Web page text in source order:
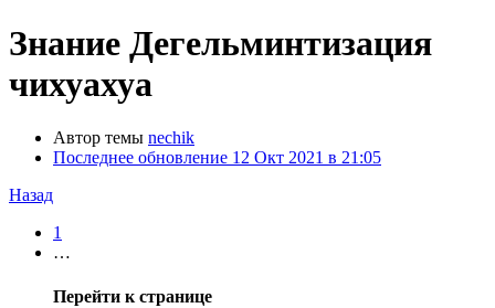
Знание Дегельминтизация
чихуахуа
Автор темы nechik
Последнее обновление 12 Окт 2021 в 21:05
Назад
1
…
Перейти к странице